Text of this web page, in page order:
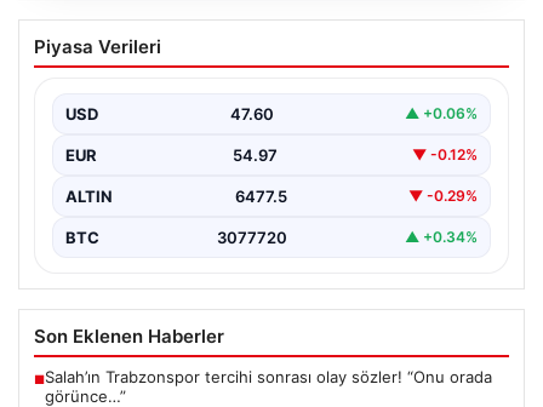
Enflasyon verileri ne zaman
açıklanacak? 2026 TÜİK mart ayı
Piyasa Verileri
USD 47.60 ▲ +0.06%
EUR 54.97 ▼ -0.12%
ALTIN 6477.5 ▼ -0.29%
BTC 3077720 ▲ +0.34%
Son Eklenen Haberler
■Salah’ın Trabzonspor tercihi sonrası olay sözler! “Onu orada
görünce…”